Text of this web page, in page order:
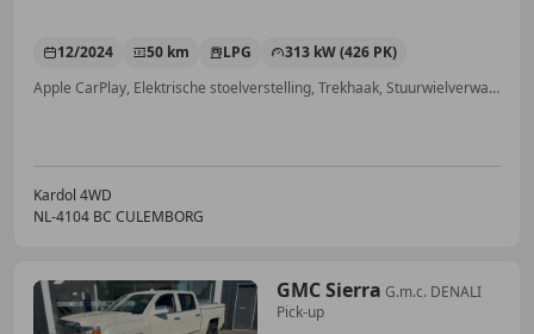
12/2024 50 km LPG
313 kW (426 PK)
Apple CarPlay, Elektrische stoelverstelling, Trekhaak, Stuurwielverwarming, Airconditioning, Garantie, Automatische klimaatregeling, Verwarming zetels achter
Kardol 4WD
NL-4104 BC CULEMBORG
GMC Sierra G.m.c. DENALI
Pick-up